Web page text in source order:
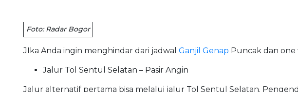
Foto: Radar Bogor
JIka Anda ingin menghindar dari jadwal Ganjil Genap Puncak dan one
Jalur Tol Sentul Selatan – Pasir Angin
Jalur alternatif pertama bisa melalui jalur Tol Sentul Selatan.